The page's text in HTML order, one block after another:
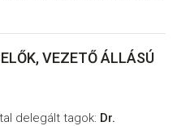
VEZETŐ ÁLLÁSÚ
delegált tagok: Dr.